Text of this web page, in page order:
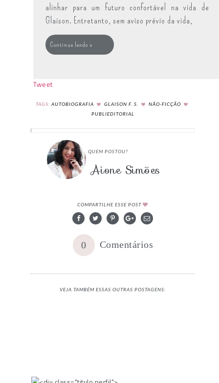
alinhar para um futuro confortável na vida de
Glaison. Entretanto, sem aviso prévio da vida,
Continue lendo »
Tweet
TAGS: AUTOBIOGRAFIA GLAISON F. S.
NÃO-FICÇÃO
PUBLIEDITORIAL
QUEM POSTOU?
Aione Simões
COMPARTILHE ESSE POST
0 Comentários
VEJA TAMBÉM ESSAS OUTRAS POSTAGENS: